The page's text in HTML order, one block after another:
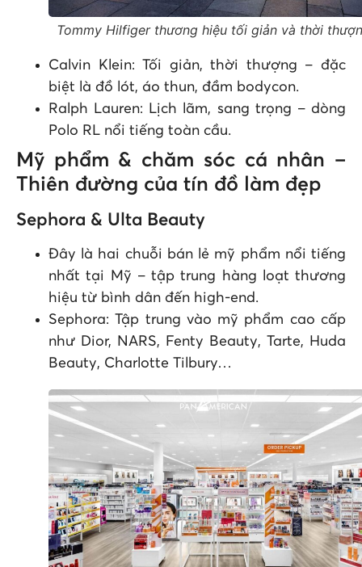
Tommy Hilfiger thương hiệu tối giản và thời
Calvin Klein: Tối giản, thời thượng – đặc
biệt là đồ lót, áo thun, đầm bodycon.
Ralph Lauren: Lịch lãm, sang trọng – dòng
Polo RL nổi tiếng toàn cầu.
Mỹ phẩm & chăm sóc cá nhân –
Thiên đường của tín đồ làm đẹp
Sephora & Ulta Beauty
Đây là hai chuỗi bán lẻ mỹ phẩm nổi tiếng
nhất tại Mỹ – tập trung hàng loạt thương
hiệu từ bình dân đến high-end.
Sephora: Tập trung vào mỹ phẩm cao cấp
như Dior, NARS, Fenty Beauty, Tarte, Huda
Beauty, Charlotte Tilbury…